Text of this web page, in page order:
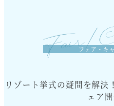
フェア・キ
Fair/
リゾート挙式の疑問を解決
ェア